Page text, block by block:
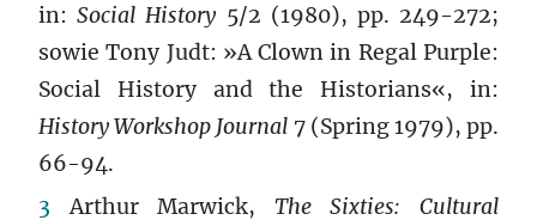
in:Social History 5/2 (1980), pp. 249-272;
sowie Tony Judt: »A Clown in Regal Purple:
Social History and the Historians«, in:
History Workshop Journal 7 (Spring 1979), pp.
66-94.
3 Arthur Marwick, The Sixties: Cultural